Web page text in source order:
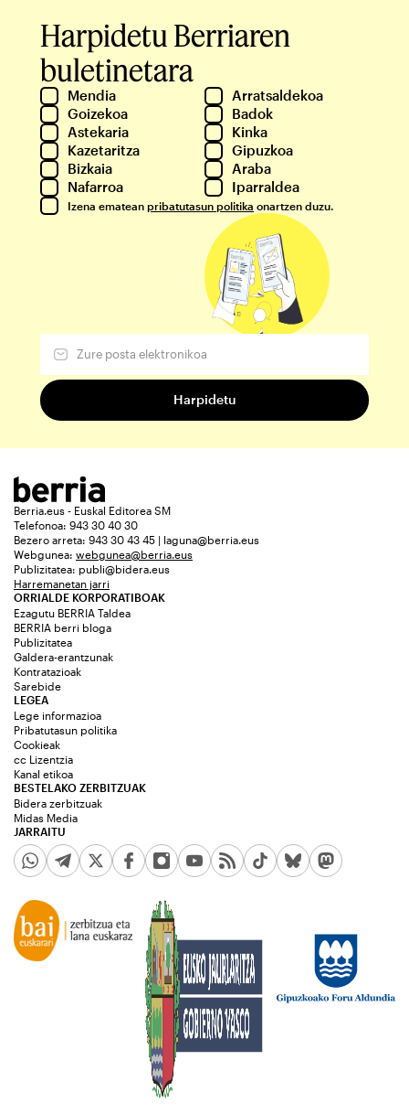
Harpidetu Berriaren
buletinetara
Mendia
Arratsaldekoa
Goizekoa
Badok
Astekaria
Kinka
Kazetaritza
Gipuzkoa
Bizkaia
Araba
Nafarroa
Iparraldea
Izena ematean pribatutasun politika onartzen duzu.
Berria.eus - Euskal Editorea SM
Telefonoa: 943 30 40 30
Bezero arreta: 943 30 43 45 | laguna@berria.eus
Webgunea: webgunea@berria.eus
Publizitatea: publi@bidera.eus
Harremanetan jarri
ORRIALDE KORPORATIBOAK
Ezagutu BERRIA Taldea
BERRIA berri bloga
Publizitatea
Galdera-erantzunak
Kontratazioak
Sarebide
JARRAITU
LEGEA
Lege informazioa
Pribatutasun politika
Cookieak
cc Lizentzia
Kanal etikoa
BESTELAKO ZERBITZUAK
Bidera zerbitzuak
Midas Media